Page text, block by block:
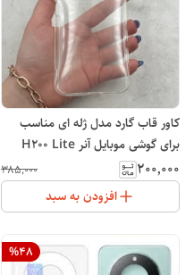
کاور قاب گارد مدل ژله ای مناسب
برای گوشی موبایل آنر H200 Lite
۲۰۰٬۰۰۰ ۳۸۵٬۰۰۰
افزودن به سبد
%48